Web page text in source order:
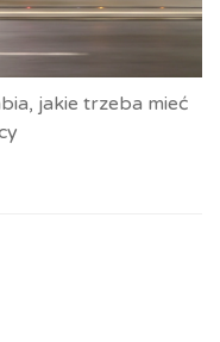
jakie trzeba mieć